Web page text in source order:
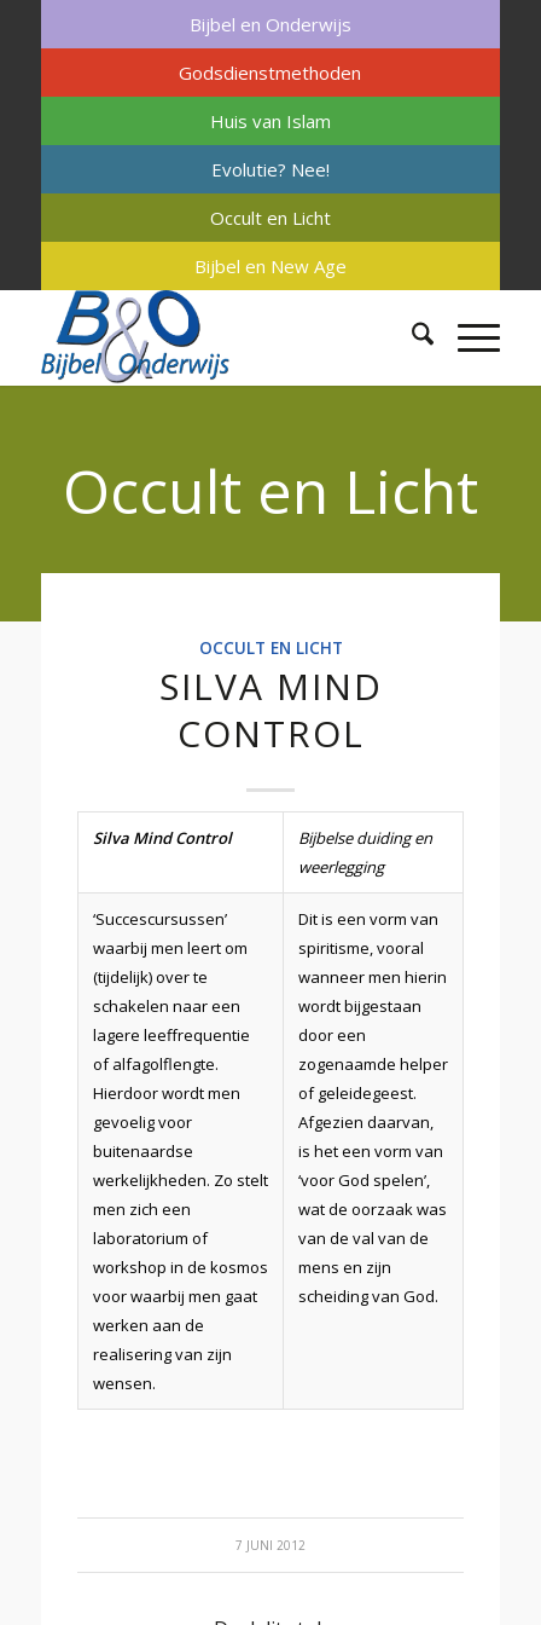
Bijbel en Onderwijs
Godsdienstmethoden
Huis van Islam
Evolutie? Nee!
Occult en Licht
Bijbel en New Age
Occult en Licht
OCCULT EN LICHT
SILVA MIND
CONTROL
Silva Mind Control
Bijbelse duiding en
weerlegging
‘Succescursussen’
waarbij men leert om
(tijdelijk) over te
schakelen naar een
lagere leeffrequentie
of alfagolflengte.
Hierdoor wordt men
gevoelig voor
buitenaardse
werkelijkheden. Zo stelt
men zich een
laboratorium of
workshop in de kosmos
voor waarbij men gaat
werken aan de
realisering van zijn
wensen.
Dit is een vorm van
spiritisme, vooral
wanneer men hierin
wordt bijgestaan
door een
zogenaamde helper
of geleidegeest.
Afgezien daarvan,
is het een vorm van
‘voor God spelen’,
wat de oorzaak was
van de val van de
mens en zijn
scheiding van God.
7 JUNI 2012